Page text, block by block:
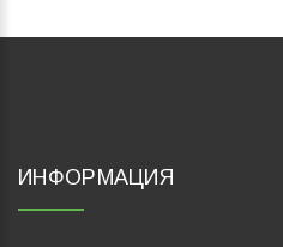
ИНФОРМАЦИЯ